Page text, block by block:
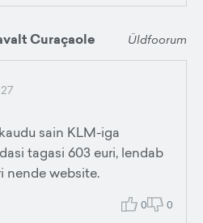
Curaçaole Üldfoorum
sain KLM-iga
tagasi 603 euri, lendab
nende website.
0 0